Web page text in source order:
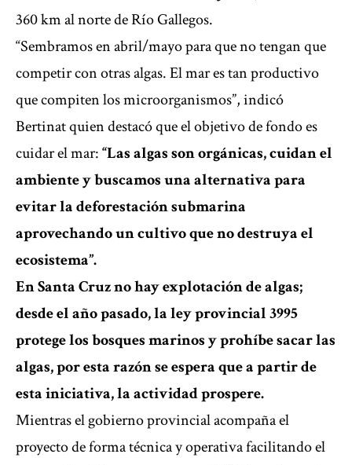
360 km al norte de Río Gallegos.
“Sembramos en abril/mayo para que no tengan que
competir con otras algas. El mar es tan productivo
que compiten los microorganismos”, indicó
Bertinat quien destacó que el objetivo de fondo es
cuidar el mar:“Las algas son orgánicas, cuidan el
ambiente y buscamos una alternativa para
evitar la deforestación submarina
aprovechando un cultivo que no destruya el
ecosistema”.
En Santa Cruz no hay explotación de algas;
desde el año pasado, la ley provincial 3995
protege los bosques marinos y prohíbe sacar las
algas, por esta razón se espera que a partir de
esta iniciativa, la actividad prospere.
Mientras el gobierno provincial acompaña el
proyecto de forma técnica y operativa facilitando el